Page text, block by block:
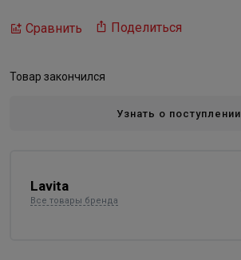
Сравнить Поделиться
Товар закончился
Узнать о поступлении
Lavita
Все товары бренда